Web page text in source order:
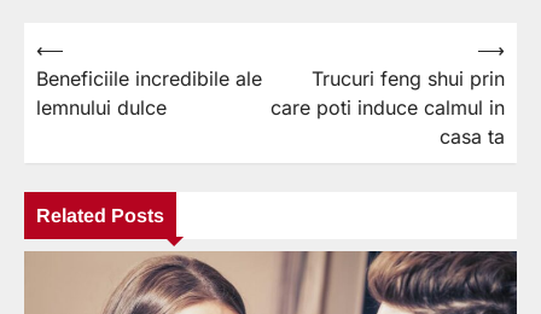
Navigare
în
⟵
Beneficiile incredibile ale
lemnului dulce
Trucuri feng shui prin
care poti induce calmul in
casa ta
⟶
Related Posts